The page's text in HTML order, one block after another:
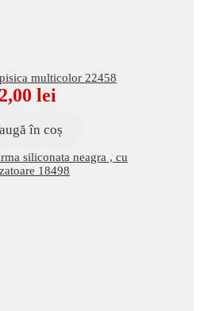
multicolor 22458
lei
în coș